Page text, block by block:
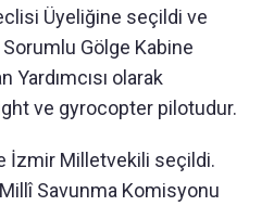
Üyeliğine seçildi ve
Sorumlu Gölge Kabine
Yardımcısı olarak
ve gyrocopter pilotudur.
İzmir Milletvekili seçildi.
Savunma Komisyonu